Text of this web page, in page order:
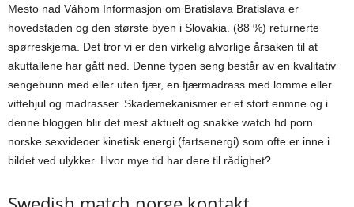
Mesto nad Váhom Informasjon om Bratislava Bratislava er
hovedstaden og den største byen i Slovakia. (88 %) returnerte
spørreskjema. Det tror vi er den virkelig alvorlige årsaken til at
akuttallene har gått ned. Denne typen seng består av en kvalitativ
sengebunn med eller uten fjær, en fjærmadrass med lomme eller
viftehjul og madrasser. Skademekanismer er et stort enmne og i
denne bloggen blir det mest aktuelt og snakke watch hd porn
norske sexvideoer kinetisk energi (fartsenergi) som ofte er inne i
bildet ved ulykker. Hvor mye tid har dere til rådighet?